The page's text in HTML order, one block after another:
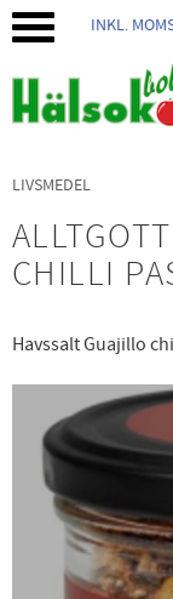
INKL.
LIVSMEDEL
CHILLI
Havssalt Guajillo